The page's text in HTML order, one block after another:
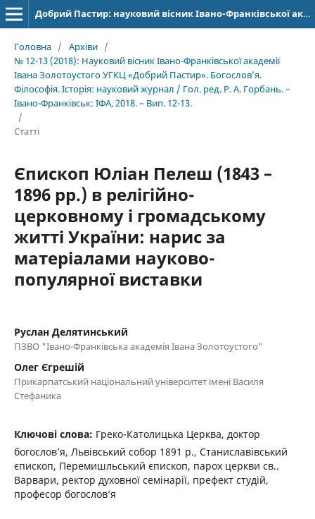
Добрий Пастир: науковий вісник Івано-Франківської академії Івана Золотоустого. Богослов’я. Філософія. Історія
Головна / Архіви /
№ 12-13 (2018): Науковий вісник Івано-Франківської академії
Івана Золотоустого УГКЦ «Добрий Пастир». Богослов’я.
Філософія. Історія: науковий журнал / Гол. ред. Р. А. Горбань. –
Івано-Франківськ: ІФА, 2018. – Вип. 12-13.
/
Статті
Єпископ Юліан Пелеш (1843 –
1896 рр.) в релігійно-
церковному і громадському
житті України: нарис за
матеріалами науково-
популярної виставки
Руслан Делятинський
ПЗВО "Івано-Франківська академія Івана Золотоустого"
Олег Єгрешій
Прикарпатський національний університет імені Василя
Стефаника
Ключові слова: Греко-Католицька Церква, доктор
богослов’я, Львівський собор 1891 р., Станиславівський
єпископ, Перемишльський єпископ, парох церкви св..
Варвари, ректор духовної семінарії, префект студій,
професор богослов’я